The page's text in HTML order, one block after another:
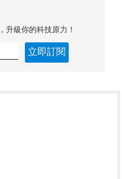
升級你的科技原力！
立即訂閱